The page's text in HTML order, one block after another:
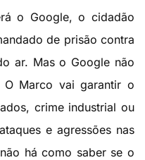
o Google, o cidadão
de prisão contra
ar. Mas o Google não
Marco vai garantir o
crime industrial ou
e agressões nas
há como saber se o